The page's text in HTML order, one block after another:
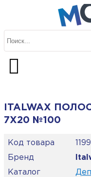
ITALWAX
7Х20 №100
Код товара
Бренд
Каталог